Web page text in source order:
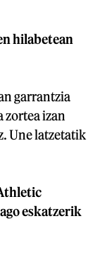
hilabetean
garrantzia
zortea izan
Une latzetatik
eskatzerik